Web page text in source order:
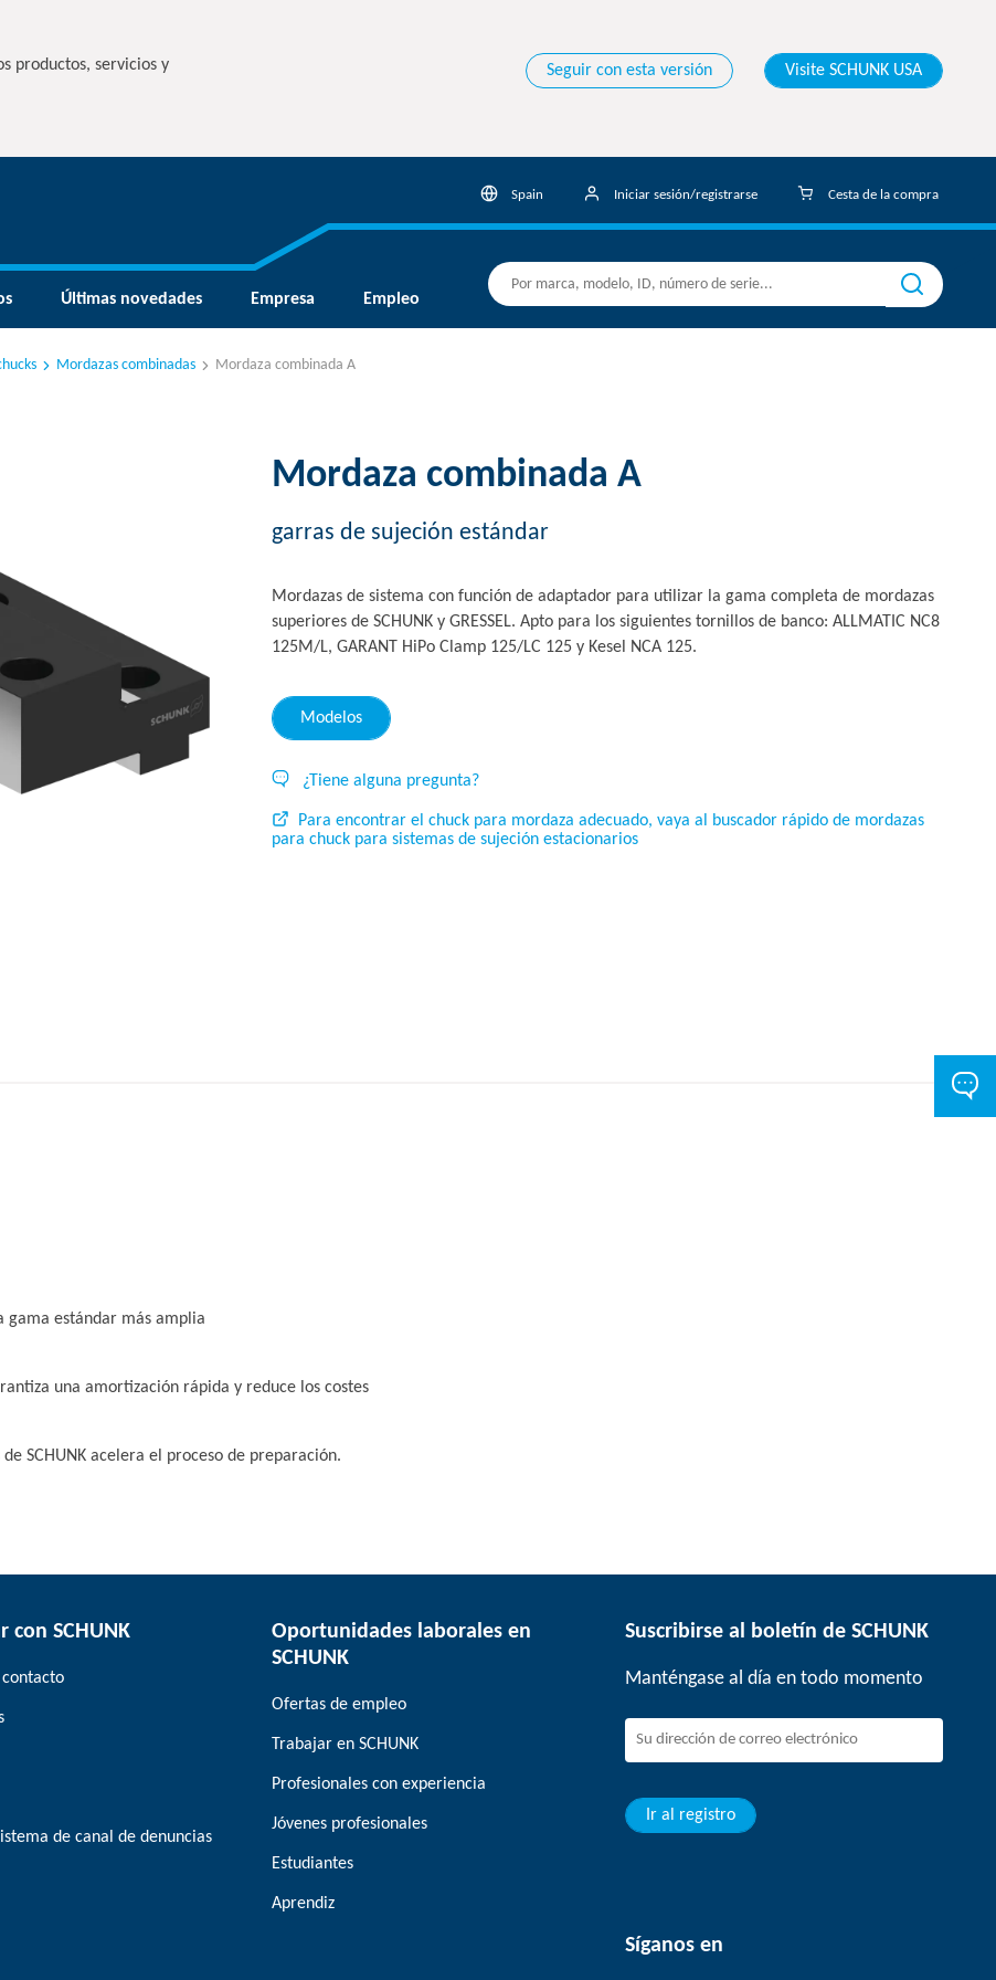
productos, servicios y
Seguir con esta versión Visite SCHUNK USA
Spain Iniciar sesión/registrarse Cesta de la compra
Últimas novedades Empresa Empleo
Mordazas combinadas Mordaza combinada A
Mordaza combinada A
garras de sujeción estándar
Mordazas de sistema con función de adaptador para utilizar la gama completa de mordazas
superiores de SCHUNK y GRESSEL. Apto para los siguientes tornillos de banco: ALLMATIC NC8
125M/L, GARANT HiPo Clamp 125/LC 125 y Kesel NCA 125.
Modelos
¿Tiene alguna pregunta?
Para encontrar el chuck para mordaza adecuado, vaya al buscador rápido de mordazas
para chuck para sistemas de sujeción estacionarios
gama estándar más amplia
una amortización rápida y reduce los costes
SCHUNK acelera el proceso de preparación.
con SCHUNK
contacto
de canal de denuncias
Oportunidades laborales en
SCHUNK
Ofertas de empleo
Trabajar en SCHUNK
Profesionales con experiencia
Jóvenes profesionales
Estudiantes
Aprendiz
Suscribirse al boletín de SCHUNK
Manténgase al día en todo momento
Ir al registro
Síganos en